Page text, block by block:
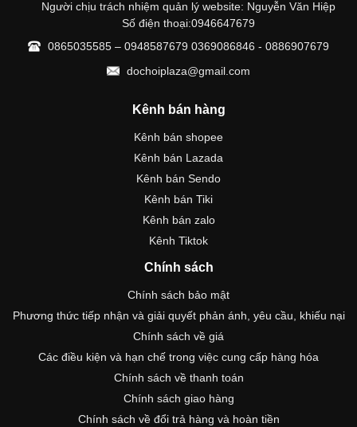
Người chịu trách nhiệm quản lý website: Nguyễn Văn Hiệp
Số điện thoại:0946647679
0865035585 – 0948587679 0369086846 - 0886907679
dochoiplaza@gmail.com
Kênh bán hàng
Kênh bán shopee
Kênh bán Lazada
Kênh bán Sendo
Kênh bán Tiki
Kênh bán zalo
Kênh Tiktok
Chính sách
Chính sách bảo mật
Phương thức tiếp nhận và giải quyết phản ánh, yêu cầu, khiếu nại
Chính sách về giá
Các điều kiện và hạn chế trong việc cung cấp hàng hóa
Chính sách về thanh toán
Chính sách giao hàng
Chính sách về đổi trả hàng và hoàn tiền